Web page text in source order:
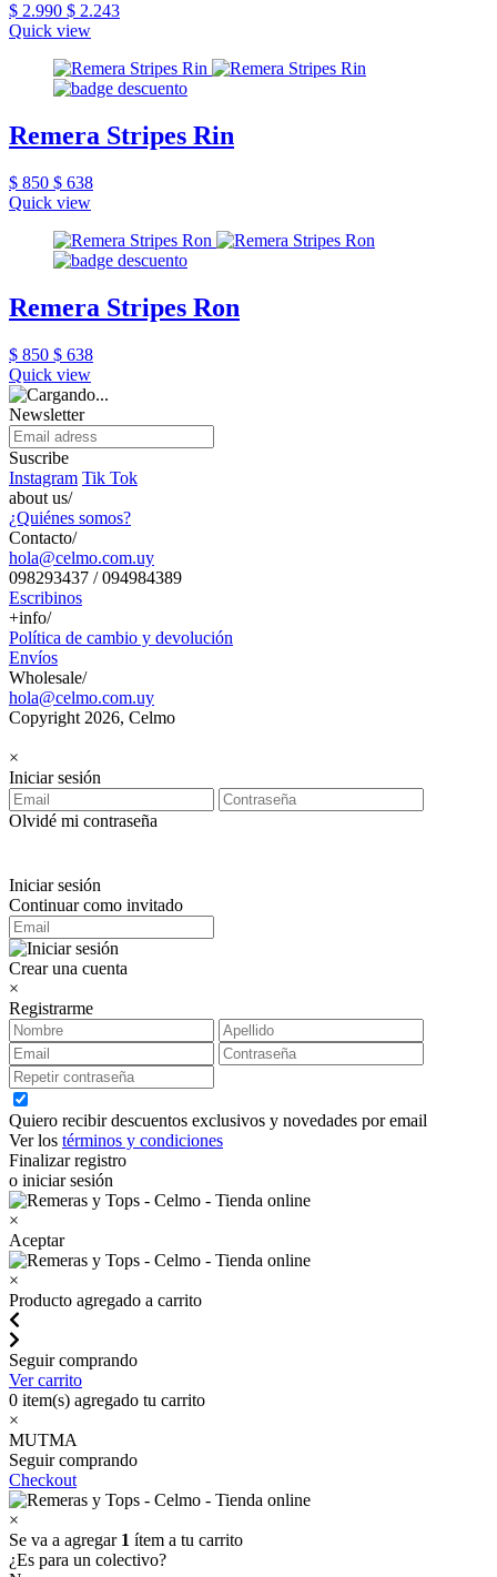
$ 2.990 $ 2.243
Quick view
Remera Stripes Rin
$ 850 $ 638
Quick view
Remera Stripes Ron
$ 850 $ 638
Quick view
Newsletter
Suscribe
Instagram Tik Tok
about us/
¿Quiénes somos?
Contacto/
hola@celmo.com.uy
098293437 / 094984389
Escribinos
+info/
Política de cambio y devolución
Envíos
Wholesale/
hola@celmo.com.uy
Copyright 2026, Celmo
×
Iniciar sesión
Olvidé mi contraseña
Iniciar sesión
Continuar como invitado
Crear una cuenta
×
Registrarme
Quiero recibir descuentos exclusivos y novedades por email
Ver los términos y condiciones
Finalizar registro
o iniciar sesión
×
Aceptar
×
Producto agregado a carrito
Seguir comprando
Ver carrito
0 item(s) agregado tu carrito
×
MUTMA
Seguir comprando
Checkout
×
Se va a agregar 1 ítem a tu carrito
¿Es para un colectivo?